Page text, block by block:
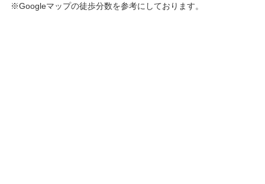
※Googleマップの徒歩分数を参考にしております。